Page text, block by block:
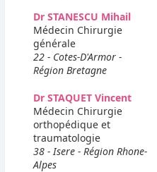
Dr STANESCU Mihail
Médecin Chirurgie
générale
22 - Cotes-D'Armor -
Région Bretagne
Dr STAQUET Vincent
Médecin Chirurgie
orthopédique et
traumatologie
38 - Isere - Région Rhone-
Alpes